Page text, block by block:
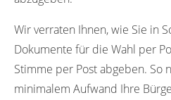
Wir verraten Ihnen, wie Sie in
Dokumente für die Wahl per
Stimme per Post abgeben. So
minimalem Aufwand Ihre